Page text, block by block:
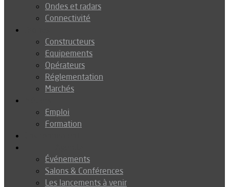
Ondes et radars
Connectivité
Constructeurs
Equipements
Opérateurs
Réglementation
Marchés
Emploi
Formation
Événements
Salons & Conférences
Les lancements à venir